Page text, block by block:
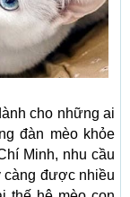
cho những ai
đàn mèo khỏe
Minh, nhu cầu
càng được nhiều